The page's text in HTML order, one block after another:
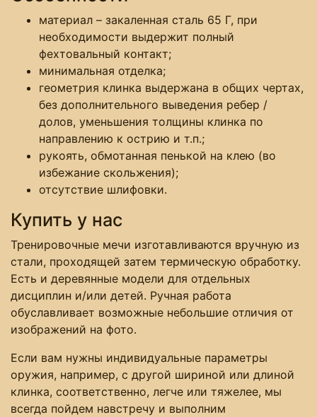
материал – закаленная сталь 65 Г, при
необходимости выдержит полный
фехтовальный контакт;
минимальная отделка;
геометрия клинка выдержана в общих чертах,
без дополнительного выведения ребер /
долов, уменьшения толщины клинка по
направлению к острию и т.п.;
рукоять, обмотанная пенькой на клею (во
избежание скольжения);
отсутствие шлифовки.
Купить у нас
Тренировочные мечи изготавливаются вручную из
стали, проходящей затем термическую обработку.
Есть и деревянные модели для отдельных
дисциплин и/или детей. Ручная работа
обуславливает возможные небольшие отличия от
изображений на фото.
Если вам нужны индивидуальные параметры
оружия, например, с другой шириной или длиной
клинка, соответственно, легче или тяжелее, мы
всегда пойдем навстречу и выполним